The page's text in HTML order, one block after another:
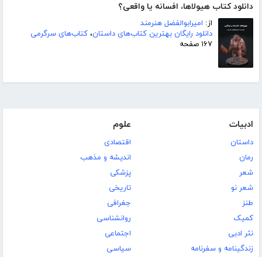
دانلود کتاب هیولاها، افسانه یا واقعی؟
از: امیرابوالفضل هنرمند
دانلود رایگان بهترین کتاب‌های داستان، کتاب‌های سرگرمی
۱۶۷ صفحه
ادبیات
داستان
رمان
شعر
شعر نو
طنز
کمیک
نثر ادبی
زندگینامه و سفرنامه
علوم
اقتصادی
اندیشه و مذهب
پزشکی
تاریخی
جغرافی
روانشناسی
اجتماعی
سیاسی